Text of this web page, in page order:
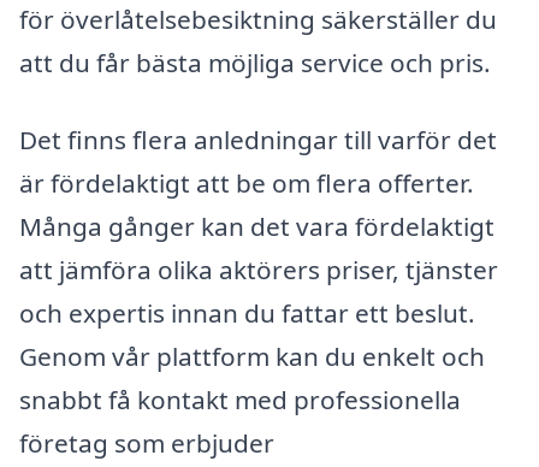
för överlåtelsebesiktning säkerställer du
att du får bästa möjliga service och pris.
Det finns flera anledningar till varför det
är fördelaktigt att be om flera offerter.
Många gånger kan det vara fördelaktigt
att jämföra olika aktörers priser, tjänster
och expertis innan du fattar ett beslut.
Genom vår plattform kan du enkelt och
snabbt få kontakt med professionella
företag som erbjuder